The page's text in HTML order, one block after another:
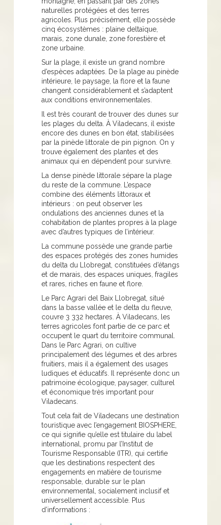
naturelles protégées et des terres
agricoles. Plus précisément, elle possède
cinq écosystèmes : plaine deltaïque,
marais, zone dunale, zone forestière et
zone urbaine.
Sur la plage, il existe un grand nombre
d’espèces adaptées. De la plage au pinède
intérieure, le paysage, la flore et la faune
changent considérablement et s’adaptent
aux conditions environnementales.
Il est très courant de trouver des dunes sur
les plages du delta. À Viladecans, il existe
encore des dunes en bon état, stabilisées
par la pinède littorale de pin pignon. On y
trouve également des plantes et des
animaux qui en dépendent pour survivre.
La dense pinède littorale sépare la plage
du reste de la commune. L’espace
combine des éléments littoraux et
intérieurs : on peut observer les
ondulations des anciennes dunes et la
cohabitation de plantes propres à la plage
avec d’autres typiques de l’intérieur.
La commune possède une grande partie
des espaces protégés des zones humides
du delta du Llobregat, constituées d’étangs
et de marais, des espaces uniques, fragiles
et rares, riches en faune et flore.
Le Parc Agrari del Baix Llobregat, situé
dans la basse vallée et le delta du fleuve,
couvre 3 332 hectares. À Viladecans, les
terres agricoles font partie de ce parc et
occupent le quart du territoire communal.
Dans le Parc Agrari, on cultive
principalement des légumes et des arbres
fruitiers, mais il a également des usages
ludiques et éducatifs. Il représente donc un
patrimoine écologique, paysager, culturel
et économique très important pour
Viladecans.
Tout cela fait de Viladecans une destination
touristique avec l’engagement BIOSPHERE,
ce qui signifie qu’elle est titulaire du label
international, promu par l’Institut de
Tourisme Responsable (ITR), qui certifie
que les destinations respectent des
engagements en matière de tourisme
responsable, durable sur le plan
environnemental, socialement inclusif et
universellement accessible. Plus
d’informations :